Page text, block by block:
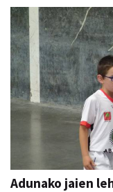
Adunako jaien